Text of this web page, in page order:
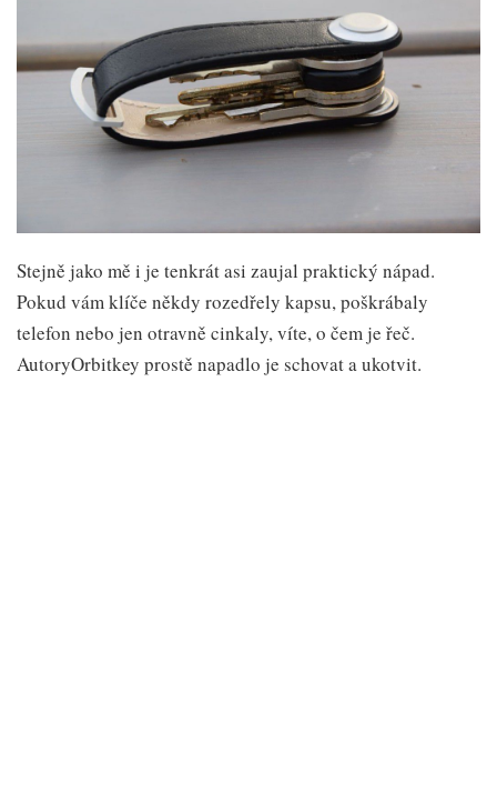
Stejně jako mě i je tenkrát asi zaujal praktický nápad.
Pokud vám klíče někdy rozedřely kapsu, poškrábaly
telefon nebo jen otravně cinkaly, víte, o čem je řeč.
AutoryOrbitkey prostě napadlo je schovat a ukotvit.